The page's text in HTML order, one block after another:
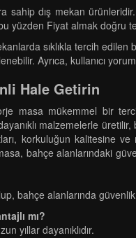
sahip dış mekan
yüzden Fiyat almak doğru
sıklıkla tercih
Ayrıca, kullanıcı
Hale Getirin
masa mükemmel bir
malzemelerle
korkuluğun kalitesine
bahçe alanlarındaki
bahçe alanlarında
mı?
yıllar dayanıklıdır.